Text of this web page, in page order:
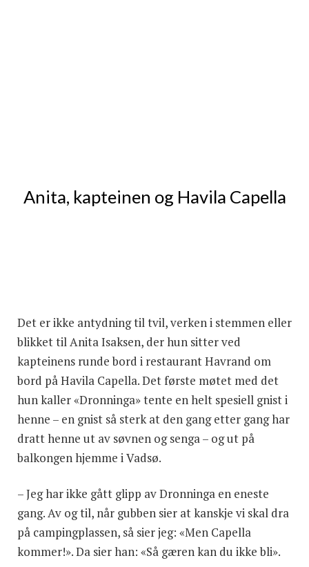
Anita, kapteinen og Havila Capella
Det er ikke antydning til tvil, verken i stemmen eller
blikket til Anita Isaksen, der hun sitter ved
kapteinens runde bord i restaurant Havrand om
bord på Havila Capella. Det første møtet med det
hun kaller «Dronninga» tente en helt spesiell gnist i
henne – en gnist så sterk at den gang etter gang har
dratt henne ut av søvnen og senga – og ut på
balkongen hjemme i Vadsø.
– Jeg har ikke gått glipp av Dronninga en eneste
gang. Av og til, når gubben sier at kanskje vi skal dra
på campingplassen, så sier jeg: «Men Capella
kommer!». Da sier han: «Så gæren kan du ikke bli».